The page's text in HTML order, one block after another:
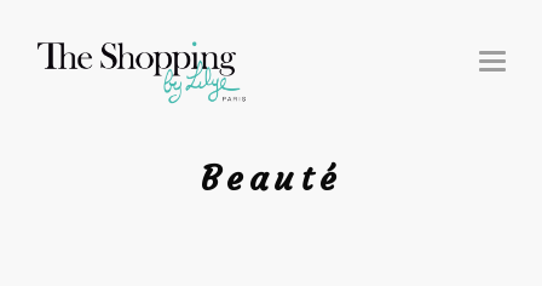
T
O
Beauté